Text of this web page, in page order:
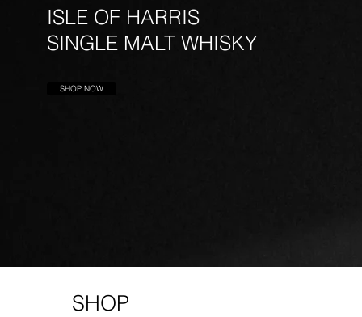
ISLE OF HARRIS
SINGLE MALT WHISKY
SHOP NOW
SHOP